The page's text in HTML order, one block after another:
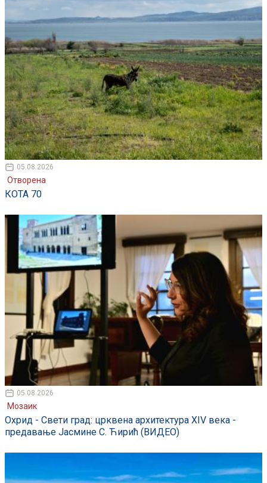
05.08.2026
Отворена
КОТА 70
05.08.2026
Мозаик
Охрид - Свети град: црквена архитектура XIV века -
предавање Јасмине С. Ћирић (ВИДЕО)